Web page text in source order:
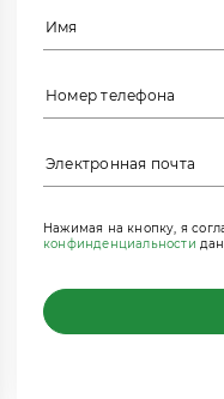
Нажимая на кнопку, я
конфинденциальности